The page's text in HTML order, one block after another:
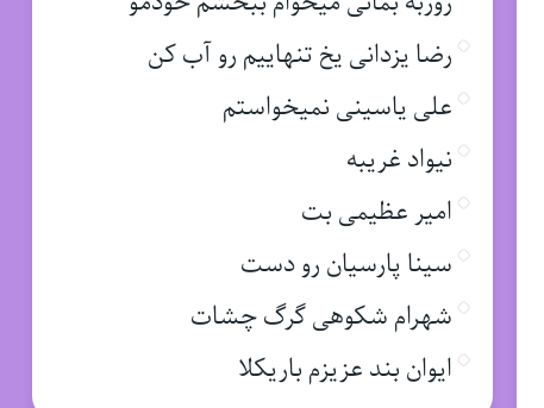
رضا یزدانی یخ تنهاییم رو آب کن
علی یاسینی نمیخواستم
نیواد غریبه
امیر عظیمی بت
سینا پارسیان رو دست
شهرام شکوهی گرگ چشات
ایوان بند عزیزم باریکلا